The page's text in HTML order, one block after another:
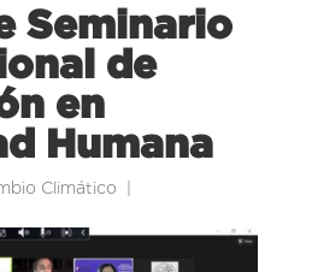
Seminario
de
en
Humana
Climático